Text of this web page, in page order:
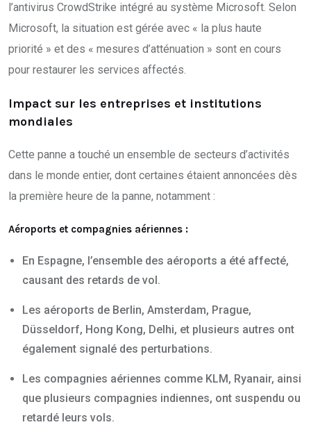
l’antivirus CrowdStrike intégré au système Microsoft. Selon
Microsoft, la situation est gérée avec « la plus haute
priorité » et des « mesures d’atténuation » sont en cours
pour restaurer les services affectés.
Impact sur les entreprises et institutions
mondiales
Cette panne a touché un ensemble de secteurs d’activités
dans le monde entier, dont certaines étaient annoncées dès
la première heure de la panne, notamment :
Aéroports et compagnies aériennes :
En Espagne, l’ensemble des aéroports a été affecté,
causant des retards de vol.
Les aéroports de Berlin, Amsterdam, Prague,
Düsseldorf, Hong Kong, Delhi, et plusieurs autres ont
également signalé des perturbations.
Les compagnies aériennes comme KLM, Ryanair, ainsi
que plusieurs compagnies indiennes, ont suspendu ou
retardé leurs vols.